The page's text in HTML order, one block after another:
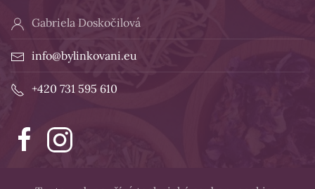
Gabriela Doskočilová
info@bylinkovani.eu
+420 731 595 610